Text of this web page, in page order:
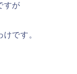
すが
です。